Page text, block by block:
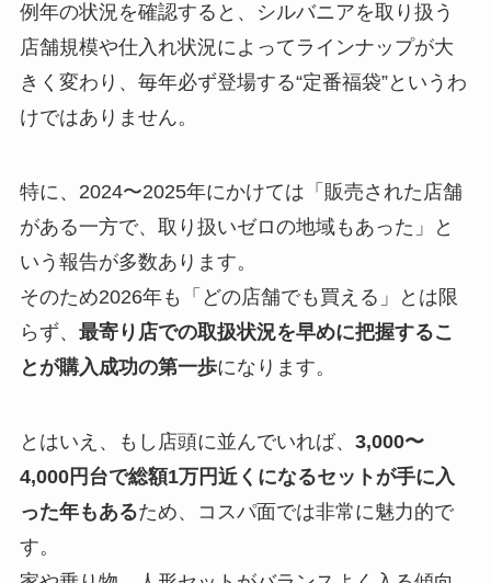
例年の状況を確認すると、シルバニアを取り扱う
店舗規模や仕入れ状況によってラインナップが大
きく変わり、毎年必ず登場する“定番福袋”というわ
けではありません。
特に、2024〜2025年にかけては「販売された店舗
がある一方で、取り扱いゼロの地域もあった」と
いう報告が多数あります。
そのため2026年も「どの店舗でも買える」とは限
らず、 最寄り店での取扱状況を早めに把握するこ
とが購入成功の第一歩になります。
とはいえ、もし店頭に並んでいれば、 3,000〜
4,000円台で総額1万円近くになるセットが手に入
った年もあるため、コスパ面では非常に魅力的で
す。